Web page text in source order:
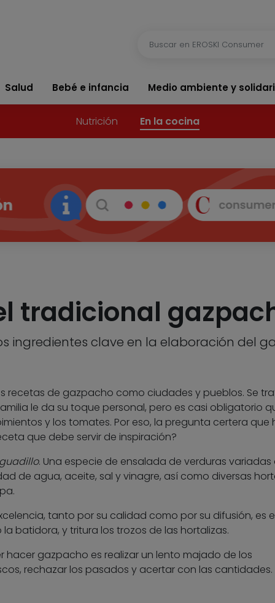
Salud Bebé e infancia Medio ambiente y
Nutrición En la cocina
tradicional
ingredientes clave en la elaboración del
recetas de gazpacho como ciudades y pueblos. Se
le da su toque personal, pero es casi obligatorio
y los tomates. Por eso, la pregunta certera que
que debe servir de inspiración?
. Una especie de ensalada de verduras variadas
de agua, aceite, sal y vinagre, así como diversas
tanto por su calidad como por su difusión, es
batidora, y tritura los trozos de las hortalizas.
hacer gazpacho es realizar un lento majado de los
rechazar los pasados y acertar con las cantidades.